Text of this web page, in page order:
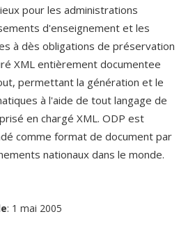
pour les administrations
d'enseignement et les
à dès obligations de préservation
XML entièrement documentee
permettant la génération et le
à l'aide de tout langage de
en chargé XML. ODP est
comme format de document par
nationaux dans le monde.
: 1 mai 2005